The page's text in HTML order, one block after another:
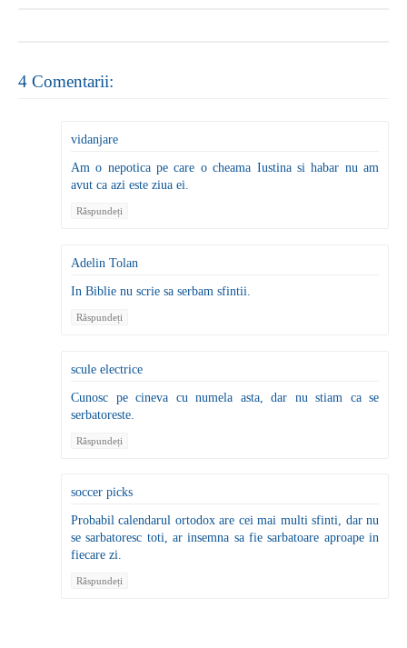
4 Comentarii:
vidanjare
Am o nepotica pe care o cheama Iustina si habar nu am
avut ca azi este ziua ei.
Răspundeți
Adelin Tolan
In Biblie nu scrie sa serbam sfintii.
Răspundeți
scule electrice
Cunosc pe cineva cu numela asta, dar nu stiam ca se
serbatoreste.
Răspundeți
soccer picks
Probabil calendarul ortodox are cei mai multi sfinti, dar nu
se sarbatoresc toti, ar insemna sa fie sarbatoare aproape in
fiecare zi.
Răspundeți